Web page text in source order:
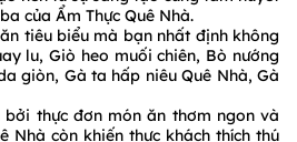
của Ẩm Thực Quê Nhà.
tiêu biểu mà bạn nhất định không
lu, Giò heo muối chiên, Bò nướng
giòn, Gà ta hấp niêu Quê Nhà, Gà
thực đơn món ăn thơm ngon và
Nhà còn khiến thực khách thích thú